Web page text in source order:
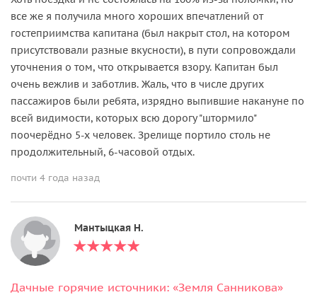
все же я получила много хороших впечатлений от
гостеприимства капитана (был накрыт стол, на котором
присутствовали разные вкусности), в пути сопровождали
уточнения о том, что открывается взору. Капитан был
очень вежлив и заботлив. Жаль, что в числе других
пассажиров были ребята, изрядно выпившие накануне по
всей видимости, которых всю дорогу "штормило"
поочерёдно 5-х человек. Зрелище портило столь не
продолжительный, 6-часовой отдых.
почти 4 года назад
Мантыцкая Н.
Дачные горячие источники: «Земля Санникова»